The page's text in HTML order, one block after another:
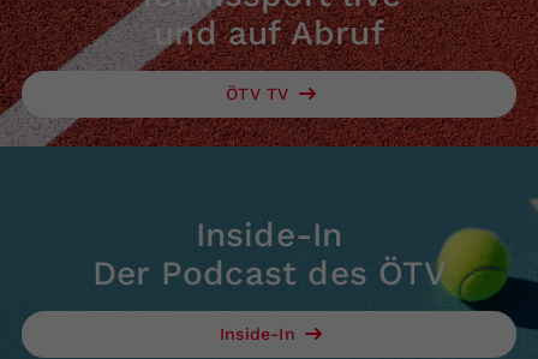
und auf Abruf
ÖTV TV
Inside-In
Der Podcast des ÖTV
Inside-In